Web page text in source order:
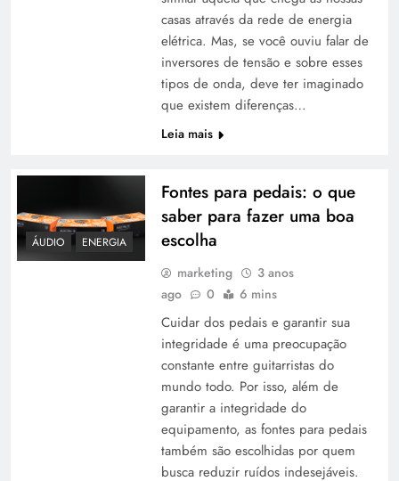
casas através da rede de energia
elétrica. Mas, se você ouviu falar de
inversores de tensão e sobre esses
tipos de onda, deve ter imaginado
que existem diferenças…
Leia mais
ÁUDIO ENERGIA
Fontes para pedais: o que
saber para fazer uma boa
escolha
marketing
3 anos
ago
0 6 mins
Cuidar dos pedais e garantir sua
integridade é uma preocupação
constante entre guitarristas do
mundo todo. Por isso, além de
garantir a integridade do
equipamento, as fontes para pedais
também são escolhidas por quem
busca reduzir ruídos indesejáveis.